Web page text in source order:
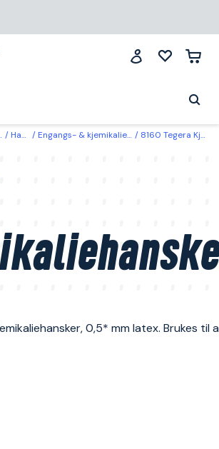
Hansker Engangs- & kjemikaliebeskyttelseshansker 8160 Tegera Kjemikaliehansker latex 11
0,5* mm latex. Brukes til